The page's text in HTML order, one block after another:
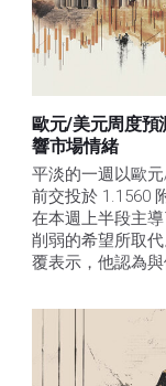
歐元/美元周度預
響市場情緒
平淡的一週以歐
前交投於 1.1560
在本週上半段主
削弱的希望所取
覆表示，他認為與